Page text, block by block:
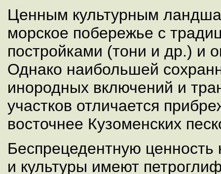
Ценным культурным
морское побережье с
постройками (тони и др.) и
Однако наибольшей
инородных включений и
участков отличается
восточнее Кузоменских
Беспрецедентную ценность
и культуры имеют